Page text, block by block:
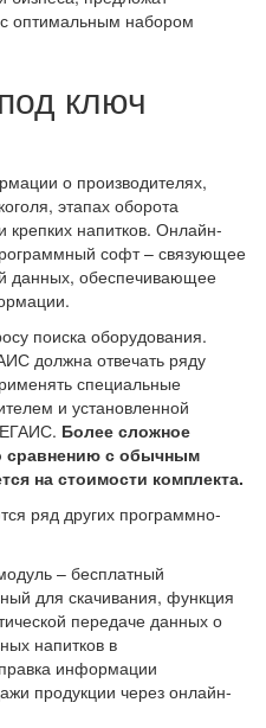
оптимальным набором
ключ
о производителях,
этапах оборота
напитков. Онлайн-
софт – связующее
данных, обеспечивающее
поиска оборудования.
должна отвечать ряду
специальные
и установленной
Более сложное
сравнению с обычным
на стоимости комплекта.
ряд других программно-
– бесплатный
для скачивания, функция
передаче данных о
напитков в
информации
продукции через онлайн-